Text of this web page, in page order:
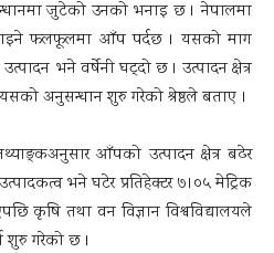
जुटेको उनको भनाइ छ । नेपालमा
फलफूलमा आँप पर्दछ । यसको माग
भने वर्षेनी घट्दो छ । उत्पादन क्षेत्र
अनुसन्धान शुरु गरेको श्रेष्ठले बताए ।
आँपको उत्पादन क्षेत्र बढेर
भने घटेर प्रतिहेक्टर ७।०५ मेट्रिक
कृषि तथा वन विज्ञान विश्वविद्यालयले
शुरु गरेको छ ।